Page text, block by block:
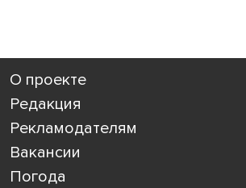
О проекте
Редакция
Рекламодателям
Вакансии
Погода